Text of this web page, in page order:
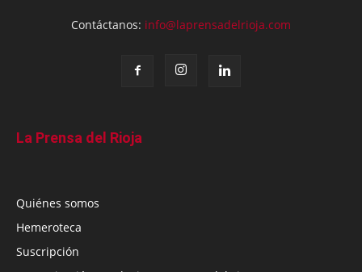
Contáctanos: info@laprensadelrioja.com
La Prensa del Rioja
Quiénes somos
Hemeroteca
Suscripción